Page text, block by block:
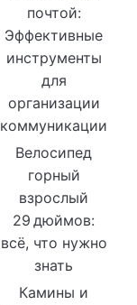
почтой:
Эффективные
инструменты
для
организации
коммуникации
Велосипед
горный
взрослый
29 дюймов:
всё, что нужно
знать
Камины и